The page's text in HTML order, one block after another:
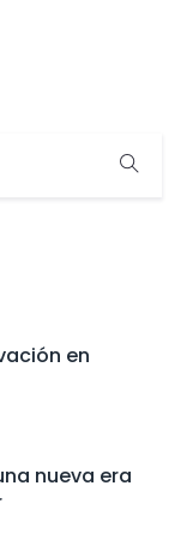
en
nueva era